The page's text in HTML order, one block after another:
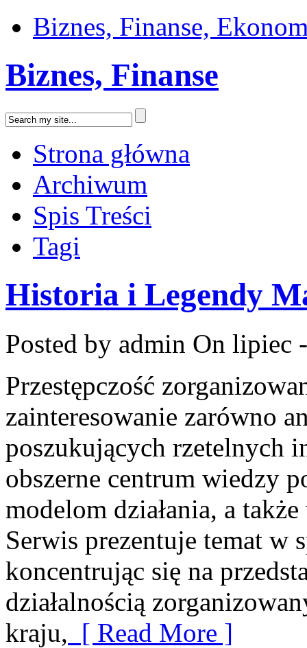
Biznes, Finanse,
Biznes, Finanse
Strona główna
Archiwum
Spis Treści
Tagi
Historia i Legendy
Posted by admin On lipiec
Przestępczość
zainteresowanie zarówno
poszukujących rzetelnych
obszerne centrum wiedzy
modelom działania, a
Serwis prezentuje temat w
koncentrując się na
działalnością
kraju, [ Read More ]